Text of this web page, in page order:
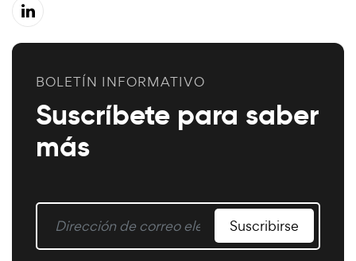
BOLETÍN INFORMATIVO
Suscríbete para saber
más
Suscribirse